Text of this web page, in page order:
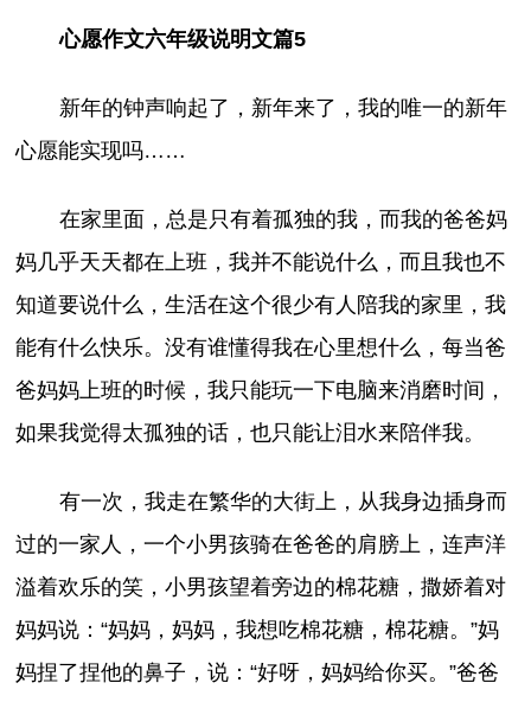
心愿作文六年级说明文篇5
新年的钟声响起了，新年来了，我的唯一的新年
心愿能实现吗……
在家里面，总是只有着孤独的我，而我的爸爸妈
妈几乎天天都在上班，我并不能说什么，而且我也不
知道要说什么，生活在这个很少有人陪我的家里，我
能有什么快乐。没有谁懂得我在心里想什么，每当爸
爸妈妈上班的时候，我只能玩一下电脑来消磨时间，
如果我觉得太孤独的话，也只能让泪水来陪伴我。
有一次，我走在繁华的大街上，从我身边插身而
过的一家人，一个小男孩骑在爸爸的肩膀上，连声洋
溢着欢乐的笑，小男孩望着旁边的棉花糖，撒娇着对
妈妈说：“妈妈，妈妈，我想吃棉花糖，棉花糖。”妈
妈捏了捏他的鼻子，说：“好呀，妈妈给你买。”爸爸